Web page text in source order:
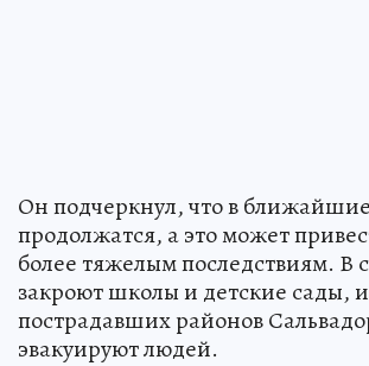
Он подчеркнул, что в
продолжатся, а это может
более тяжелым последствиям. В
закроют школы и детские сады,
пострадавших районов
эвакуируют людей.